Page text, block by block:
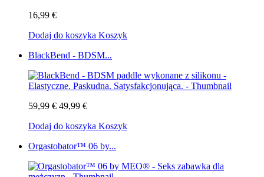
16,99 €
Dodaj do koszyka Koszyk
BlackBend - BDSM...
59,99 € 49,99 €
Dodaj do koszyka Koszyk
Orgastobator™ 06 by...